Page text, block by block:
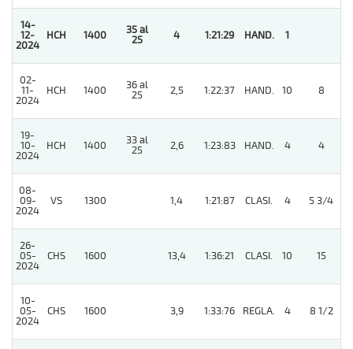
14-
12-
2024
HCH 1400
35 al
25
4 1:21:29 HAND. 1
02-
11-
2024
HCH 1400
36 al
25
2,5 1:22:37 HAND. 10 8
19-
10-
2024
HCH 1400
33 al
25
2,6 1:23:83 HAND. 4 4
08-
09-
2024
VS 1300 1,4 1:21:87 CLASI. 4 5 3/4
26-
05-
2024
CHS 1600 13,4 1:36:21 CLASI. 10 15
10-
05-
2024
CHS 1600 3,9 1:33:76 REGLA. 4 8 1/2